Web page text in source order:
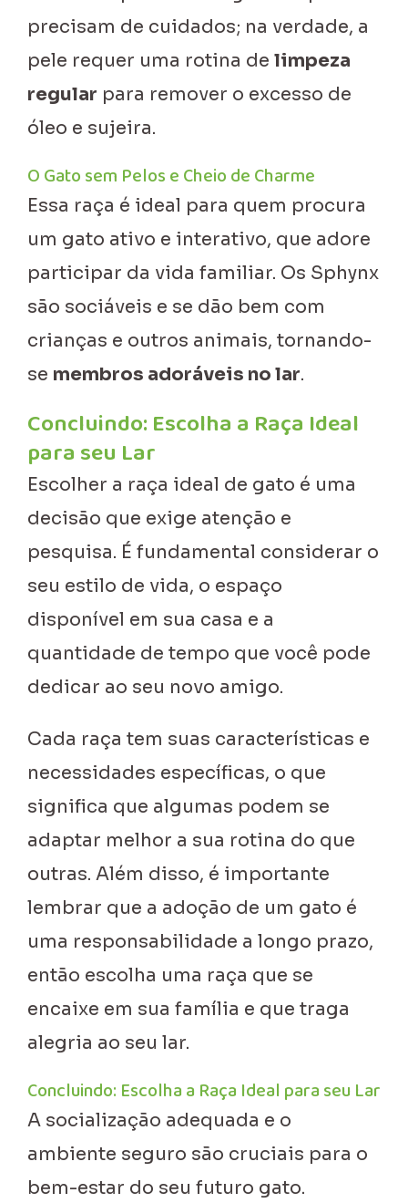
precisam de cuidados; na verdade, a
pele requer uma rotina de limpeza
regular para remover o excesso de
óleo e sujeira.
O Gato sem Pelos e Cheio de Charme
Essa raça é ideal para quem procura
um gato ativo e interativo, que adore
participar da vida familiar. Os Sphynx
são sociáveis e se dão bem com
crianças e outros animais, tornando-
se membros adoráveis no lar.
Concluindo: Escolha a Raça Ideal
para seu Lar
Escolher a raça ideal de gato é uma
decisão que exige atenção e
pesquisa. É fundamental considerar o
seu estilo de vida, o espaço
disponível em sua casa e a
quantidade de tempo que você pode
dedicar ao seu novo amigo.
Cada raça tem suas características e
necessidades específicas, o que
significa que algumas podem se
adaptar melhor a sua rotina do que
outras. Além disso, é importante
lembrar que a adoção de um gato é
uma responsabilidade a longo prazo,
então escolha uma raça que se
encaixe em sua família e que traga
alegria ao seu lar.
Concluindo: Escolha a Raça Ideal para seu Lar
A socialização adequada e o
ambiente seguro são cruciais para o
bem-estar do seu futuro gato.